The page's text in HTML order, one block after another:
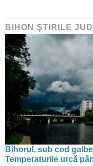
BIHON ŞTIRILE
Bihorul, sub cod
Temperaturile urcă